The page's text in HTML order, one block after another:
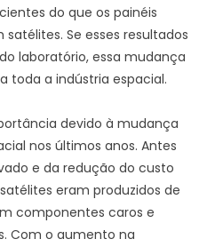
do que os painéis
Se esses resultados
laboratório, essa mudança
toda a indústria espacial.
devido à mudança
nos últimos anos. Antes
e da redução do custo
eram produzidos de
componentes caros e
Com o aumento na